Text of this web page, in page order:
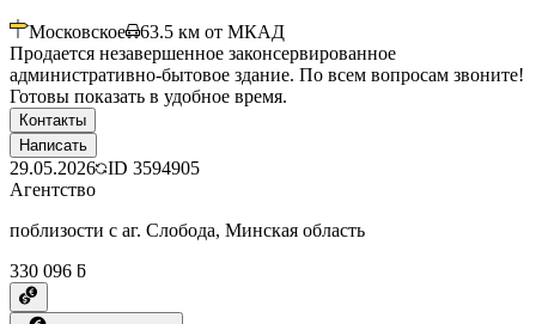
Московское 63.5 км от МКАД
Продается незавершенное законсервированное
административно-бытовое здание. По всем вопросам звоните!
Готовы показать в удобное время.
Контакты
Написать
29.05.2026 ID 3594905
Агентство
поблизости с аг. Слобода, Минская область
330 096 ƃ